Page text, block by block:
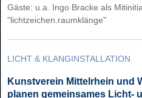
Gäste: u.a. Ingo Bracke als
"lichtzeichen.raumklänge"
LICHT & KLANGINSTALLATION
Kunstverein Mittelrhein und
planen gemeinsames Licht-